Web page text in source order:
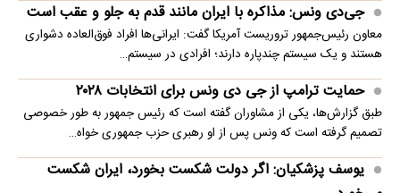
جی‌دی ونس: مذاکره با ایران مانند قدم به جلو و عقب است
معاون رئیس‌جمهور تروریست آمریکا گفت: ایرانی‌ها افراد فوق‌العاده دشواری
هستند و یک سیستم چندپاره دارند؛ افرادی در سیستم…
حمایت ترامپ از جی دی ونس برای انتخابات ۲۰۲۸
طبق گزارش‌ها، یکی از مشاوران گفته است که رئیس جمهور به طور خصوصی
تصمیم گرفته است که ونس پس از او رهبری حزب جمهوری خواه…
یوسف پزشکیان: اگر دولت شکست بخورد، ایران شکست